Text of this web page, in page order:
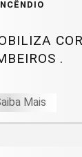
.
Mais